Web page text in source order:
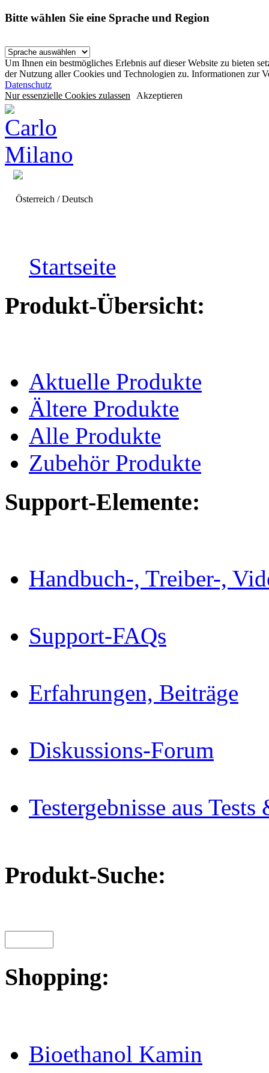
Bitte wählen Sie eine Sprache und Region
Um Ihnen ein bestmögliches Erlebnis auf dieser Website zu bieten
der Nutzung aller Cookies und Technologien zu. Informationen zur
Datenschutz
Nur essenzielle Cookies zulassen Akzeptieren
Österreich / Deutsch
Startseite
Produkt-Übersicht:
Aktuelle Produkte
Ältere Produkte
Alle Produkte
Zubehör Produkte
Support-Elemente:
Handbuch-, Treiber-,
Support-FAQs
Erfahrungen, Beiträge
Diskussions-Forum
Testergebnisse aus
Produkt-Suche:
Shopping:
Bioethanol Kamin